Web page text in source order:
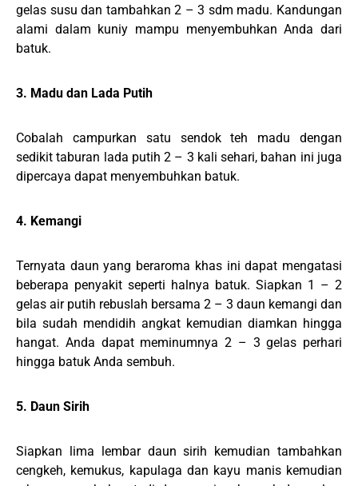
gelas susu dan tambahkan 2 – 3 sdm madu. Kandungan
alami dalam kuniy mampu menyembuhkan Anda dari
batuk.
3. Madu dan Lada Putih
Cobalah campurkan satu sendok teh madu dengan
sedikit taburan lada putih 2 – 3 kali sehari, bahan ini juga
dipercaya dapat menyembuhkan batuk.
4. Kemangi
Ternyata daun yang beraroma khas ini dapat mengatasi
beberapa penyakit seperti halnya batuk. Siapkan 1 – 2
gelas air putih rebuslah bersama 2 – 3 daun kemangi dan
bila sudah mendidih angkat kemudian diamkan hingga
hangat. Anda dapat meminumnya 2 – 3 gelas perhari
hingga batuk Anda sembuh.
5. Daun Sirih
Siapkan lima lembar daun sirih kemudian tambahkan
cengkeh, kemukus, kapulaga dan kayu manis kemudian